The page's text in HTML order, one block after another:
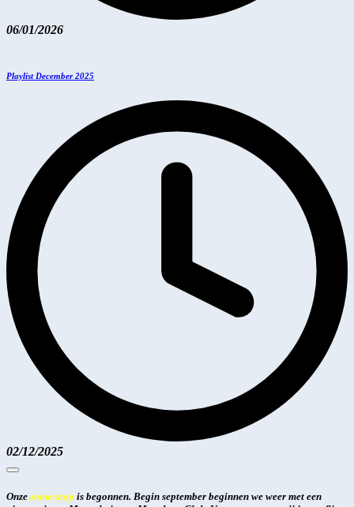
06/01/2026
Playlist December 2025
02/12/2025
Onze zomerstop is begonnen. Begin september beginnen we weer met een